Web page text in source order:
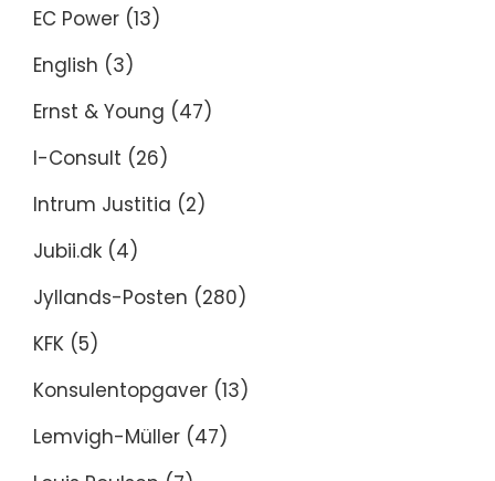
EC Power (13)
English (3)
Ernst & Young (47)
I-Consult (26)
Intrum Justitia (2)
Jubii.dk (4)
Jyllands-Posten (280)
KFK (5)
Konsulentopgaver (13)
Lemvigh-Müller (47)